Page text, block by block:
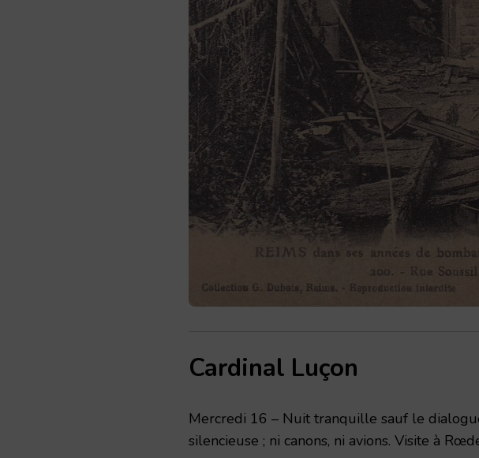
Cardinal Luçon
Mercredi 16 – Nuit tranquille sauf le
silencieuse ; ni canons, ni avions. Visite à